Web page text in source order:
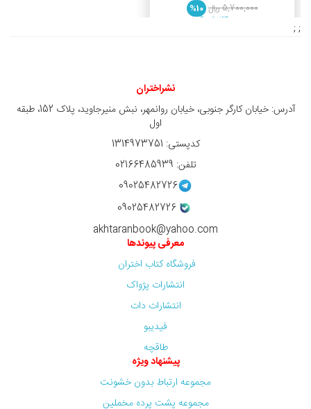
5,700,000 ريال
%10
5,130,000 ريال
; ;
نشراختران
آدرس: خیابان کارگر جنوبی، خیابان روانمهر، نبش منیرجاوید، پلاک 152، طبقه
اول
کدپستی: 1314973751
تلفن: 02166485939
09025482726
09025482726
akhtaranbook@yahoo.com
معرفی پیوندها
فروشگاه کتاب اختران
انتشارات پژواک
انتشارات دات
فیدیبو
طاقچه
پیشنهاد ویژه
مجموعه ارتباط بدون خشونت
مجموعه پشت پرده مخملین